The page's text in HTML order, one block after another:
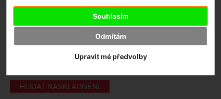
Souhlasím
Odmítám
Upravit mé předvolby
Výrobce:
Garmin
Ne
Dodací lhůta:
kontaktujte nás
24 měsíců
HLÍDAT NASKLADNĚNÍ